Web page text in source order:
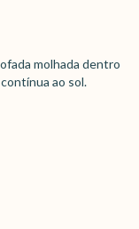
molhada dentro
ao sol.